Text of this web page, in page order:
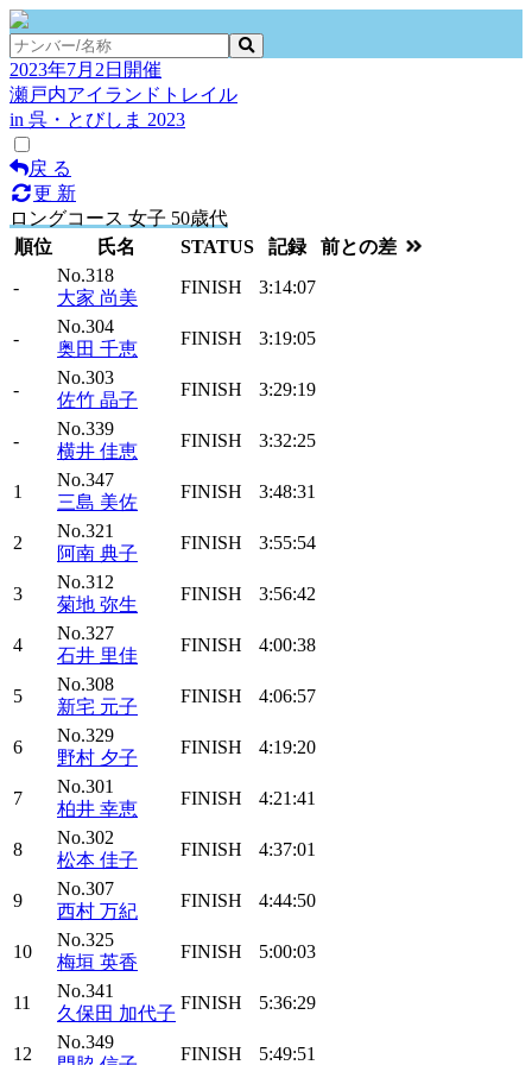
2023年7月2日開催
瀬戸内アイランドトレイル
in 呉・とびしま 2023
戻 る
更 新
ロングコース 女子 50歳代
順位
氏名 STATUS 記録
前との差
-
No.318
大家 尚美
FINISH 3:14:07
-
No.304
奥田 千恵
FINISH 3:19:05
-
No.303
佐竹 晶子
FINISH 3:29:19
-
No.339
横井 佳恵
FINISH 3:32:25
1
No.347
三島 美佐
FINISH 3:48:31
2
No.321
阿南 典子
FINISH 3:55:54
3
No.312
菊地 弥生
FINISH 3:56:42
4
No.327
石井 里佳
FINISH 4:00:38
5
No.308
新宅 元子
FINISH 4:06:57
6
No.329
野村 夕子
FINISH 4:19:20
7
No.301
柏井 幸恵
FINISH 4:21:41
8
No.302
松本 佳子
FINISH 4:37:01
9
No.307
西村 万紀
FINISH 4:44:50
10
No.325
梅垣 英香
FINISH 5:00:03
11
No.341
久保田 加代子
FINISH 5:36:29
12
No.349
FINISH 5:49:51